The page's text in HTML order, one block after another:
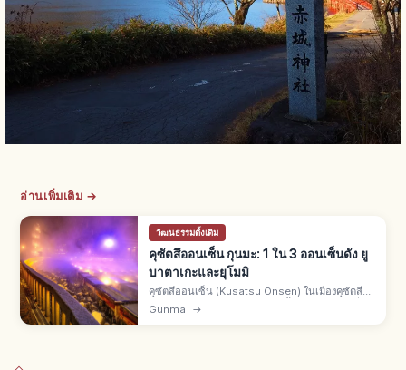
อ่านเพิ่มเติม →
วัฒนธรรมดั้งเดิม
คุซัตสึออนเซ็น กุนมะ: 1 ใน 3 ออนเซ็นดัง ยู
บาตาเกะและยุโมมิ
คุซัตสึออนเซ็น (Kusatsu Onsen) ในเมืองคุซัตสึ
อ.อากัตสึมะ จ.กุนมะ 1 ใน 3 บ่อน้ำพุร้อนดังของญี่ปุ่น
Gunma →